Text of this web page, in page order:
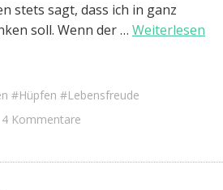
stets sagt, dass ich in ganz
soll. Wenn der … Weiterlesen
Hüpfen
Lebensfreude
4 Kommentare